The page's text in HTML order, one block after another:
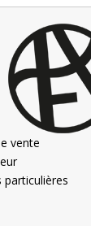
vente